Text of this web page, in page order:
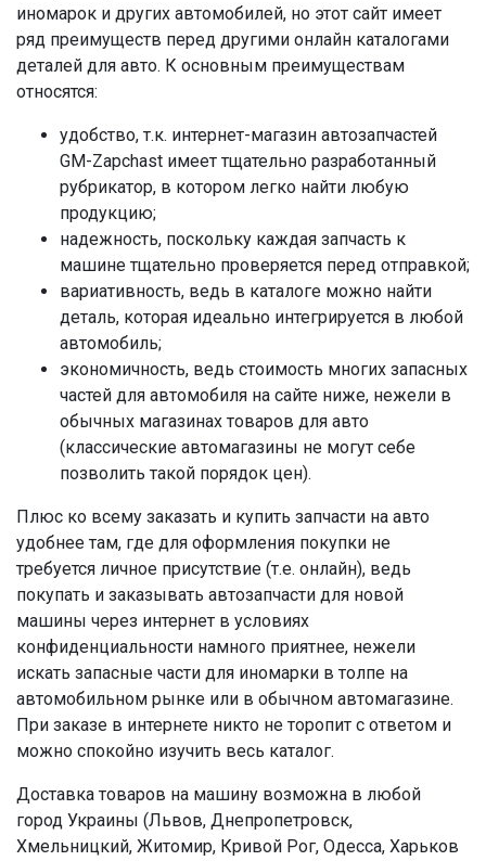
иномарок и других автомобилей, но этот сайт имеет
ряд преимуществ перед другими онлайн каталогами
деталей для авто. К основным преимуществам
относятся:
удобство, т.к. интернет-магазин автозапчастей
GM-Zapchast имеет тщательно разработанный
рубрикатор, в котором легко найти любую
продукцию;
надежность, поскольку каждая запчасть к
машине тщательно проверяется перед отправкой;
вариативность, ведь в каталоге можно найти
деталь, которая идеально интегрируется в любой
автомобиль;
экономичность, ведь стоимость многих запасных
частей для автомобиля на сайте ниже, нежели в
обычных магазинах товаров для авто
(классические автомагазины не могут себе
позволить такой порядок цен).
Плюс ко всему заказать и купить запчасти на авто
удобнее там, где для оформления покупки не
требуется личное присутствие (т.е. онлайн), ведь
покупать и заказывать автозапчасти для новой
машины через интернет в условиях
конфиденциальности намного приятнее, нежели
искать запасные части для иномарки в толпе на
автомобильном рынке или в обычном автомагазине.
При заказе в интернете никто не торопит с ответом и
можно спокойно изучить весь каталог.
Доставка товаров на машину возможна в любой
город Украины (Львов, Днепропетровск,
Хмельницкий, Житомир, Кривой Рог, Одесса, Харьков